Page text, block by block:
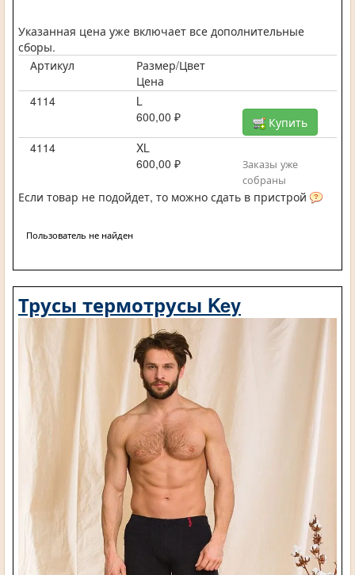
Указанная цена уже включает все дополнительные
сборы.
Артикул
Размер/Цвет
Цена
4114
L
600,00 ₽
Купить
4114
XL
600,00 ₽
Заказы уже
собраны
Если товар не подойдет, то можно сдать в пристрой
Пользователь не найден
Трусы термотрусы Key